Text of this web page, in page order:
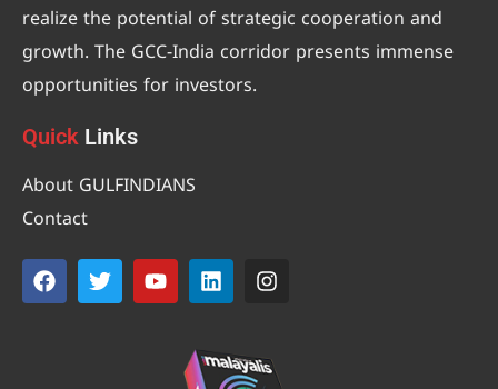
realize the potential of strategic cooperation and
growth. The GCC-India corridor presents immense
opportunities for investors.
Quick Links
About GULFINDIANS
Contact